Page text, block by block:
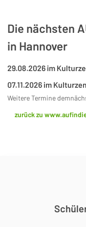
Die nächsten
in Hannover
29.08.2026 im
07.11.2026 im
Weitere Termine
zurück zu